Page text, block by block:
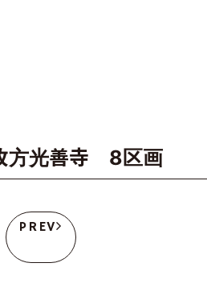
方光善寺 8区画
PREV